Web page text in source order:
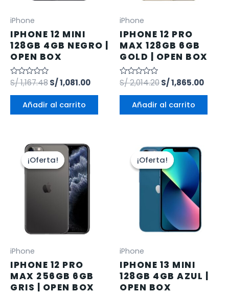
iPhone
IPHONE 12 MINI
128GB 4GB NEGRO |
OPEN BOX
Valorado
en
0
S/1,167.48S/1,081.00
Añadir al carrito
iPhone
IPHONE 12 PRO
MAX 128GB 6GB
GOLD | OPEN BOX
Valorado
en
0
S/2,014.20S/1,865.00
Añadir al carrito
¡Oferta!
¡Oferta!
iPhone
IPHONE 12 PRO
MAX 256GB 6GB
GRIS | OPEN BOX
¡Oferta!
¡Oferta!
iPhone
IPHONE 13 MINI
128GB 4GB AZUL |
OPEN BOX